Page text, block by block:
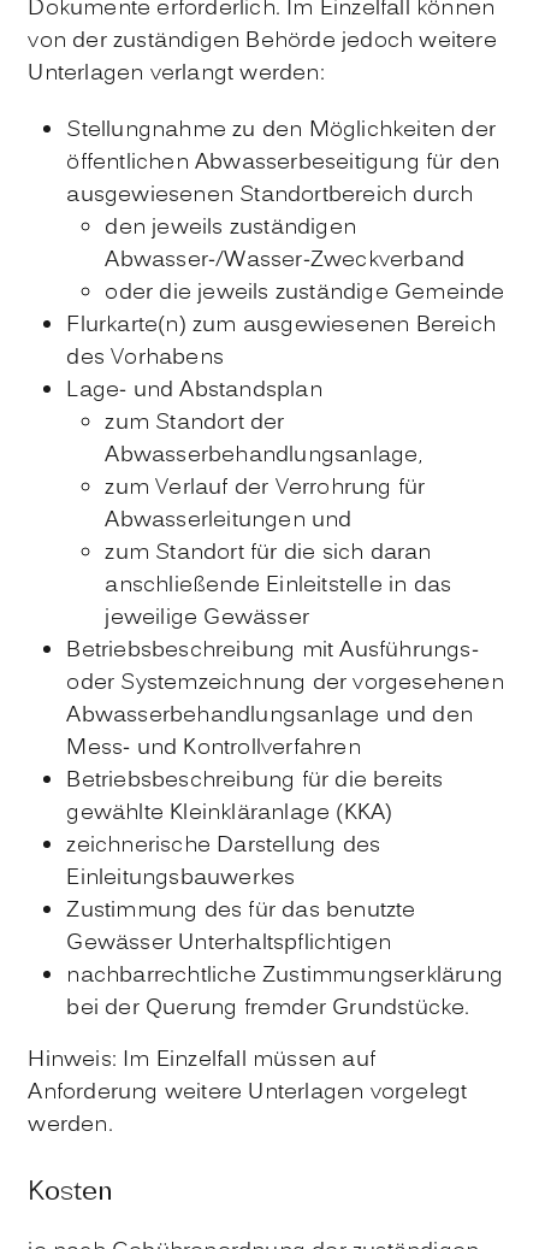
Dokumente erforderlich. Im Einzelfall können
von der zuständigen Behörde jedoch weitere
Unterlagen verlangt werden:
Stellungnahme zu den Möglichkeiten der
öffentlichen Abwasserbeseitigung für den
ausgewiesenen Standortbereich durch
den jeweils zuständigen
Abwasser-/Wasser-Zweckverband
oder die jeweils zuständige Gemeinde
Flurkarte(n) zum ausgewiesenen Bereich
des Vorhabens
Lage- und Abstandsplan
zum Standort der
Abwasserbehandlungsanlage,
zum Verlauf der Verrohrung für
Abwasserleitungen und
zum Standort für die sich daran
anschließende Einleitstelle in das
jeweilige Gewässer
Betriebsbeschreibung mit Ausführungs-
oder Systemzeichnung der vorgesehenen
Abwasserbehandlungsanlage und den
Mess- und Kontrollverfahren
Betriebsbeschreibung für die bereits
gewählte Kleinkläranlage (KKA)
zeichnerische Darstellung des
Einleitungsbauwerkes
Zustimmung des für das benutzte
Gewässer Unterhaltspflichtigen
nachbarrechtliche Zustimmungserklärung
bei der Querung fremder Grundstücke.
Hinweis: Im Einzelfall müssen auf
Anforderung weitere Unterlagen vorgelegt
werden.
Kosten